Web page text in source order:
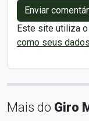
Enviar
Este site utiliza
como seus
Mais do Giro